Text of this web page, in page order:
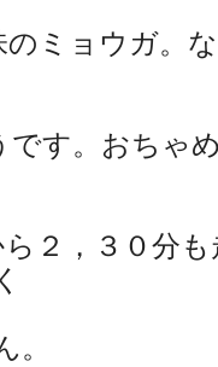
のミョウガ。
です。おちゃ
２，３０分
。